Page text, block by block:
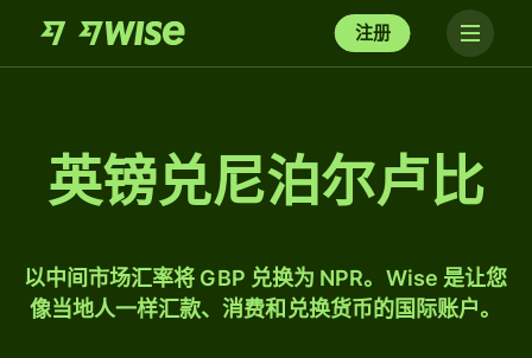
注册
英镑兑尼泊尔卢比
以中间市场汇率将 GBP 兑换为 NPR。Wise 是让您
像当地人一样汇款、消费和兑换货币的国际账户。